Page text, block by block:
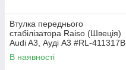
Втулка переднього
стабілізатора Raiso (Швеція)
Audi A3, Ауді А3 #RL-411317B
UAXUYQY7
В наявності